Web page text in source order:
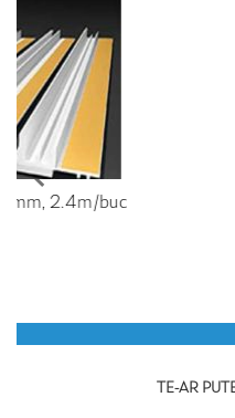
Profil tencuiala
TE-AR